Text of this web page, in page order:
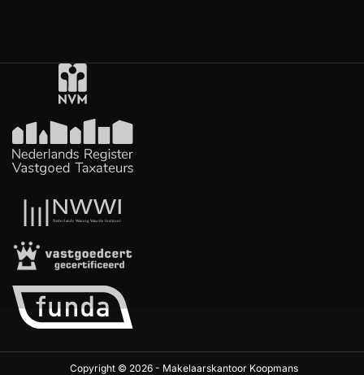
Copyright © 2026 - Makelaarskantoor Koopmans